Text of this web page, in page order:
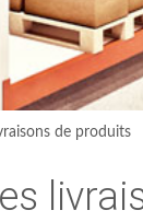
de produits